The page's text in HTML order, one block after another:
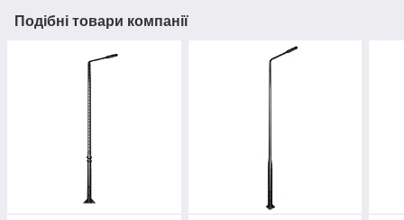
Подібні товари компанії